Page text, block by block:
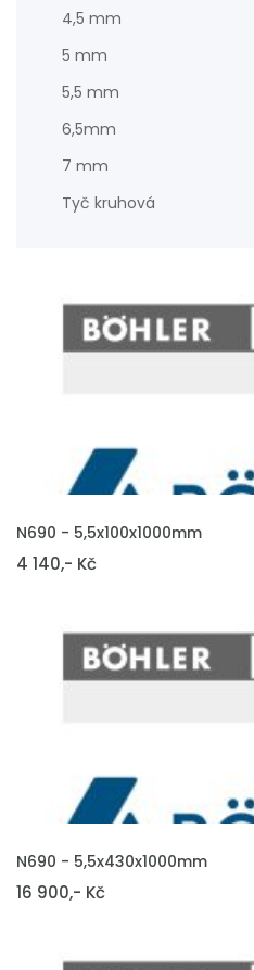
4,5 mm
5 mm
5,5 mm
6,5mm
7 mm
Tyč kruhová
VLOŽIT DO KOŠÍKU
N690 - 5,5x100x1000mm
4 140,- Kč
VLOŽIT DO KOŠÍKU
N690 - 5,5x430x1000mm
16 900,- Kč